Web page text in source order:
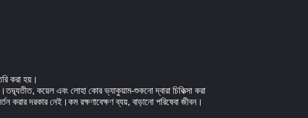
করা হয়।
কয়েল এবং লোহা কোর ভ্যাকুয়াম-শুকনো দ্বারা চিকিত্সা করা
করার দরকার নেই।কম রক্ষণাবেক্ষণ ব্যয়, বাড়ানো পরিষেবা জীবন।